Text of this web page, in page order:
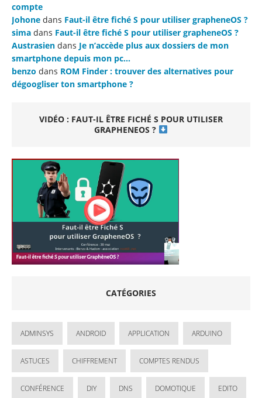
compte
Johone dans Faut-il être fiché S pour utiliser grapheneOS ?
sima dans Faut-il être fiché S pour utiliser grapheneOS ?
Austrasien dans Je n’accède plus aux dossiers de mon
smartphone depuis mon pc…
benzo dans ROM Finder : trouver des alternatives pour
dégoogliser ton smartphone ?
VIDÉO : FAUT-IL ÊTRE FICHÉ S POUR UTILISER
GRAPHENEOS ?
CATÉGORIES
ADMINSYS ANDROID APPLICATION ARDUINO
ASTUCES CHIFFREMENT COMPTES RENDUS
CONFÉRENCE DIY DNS DOMOTIQUE EDITO